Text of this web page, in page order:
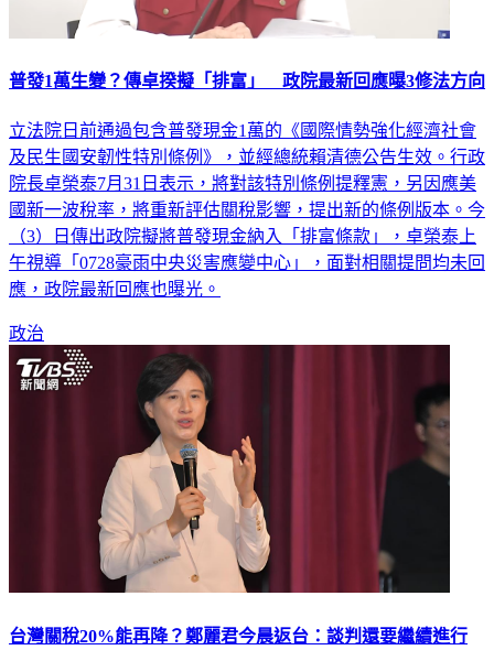
普發1萬生變？傳卓揆擬「排富」 政院最新回應曝3修法方向
立法院日前通過包含普發現金1萬的《國際情勢強化經濟社會
及民生國安韌性特別條例》，並經總統賴清德公告生效。行政
院長卓榮泰7月31日表示，將對該特別條例提釋憲，另因應美
國新一波稅率，將重新評估關稅影響，提出新的條例版本。今
（3）日傳出政院擬將普發現金納入「排富條款」，卓榮泰上
午視導「0728豪雨中央災害應變中心」，面對相關提問均未回
應，政院最新回應也曝光。
政治
台灣關稅20%能再降？鄭麗君今晨返台：談判還要繼續進行